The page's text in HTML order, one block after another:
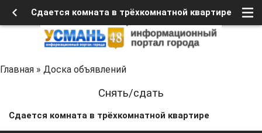
Сдается комната в трёхкомнатной квартире
Главная » Доска объявлений
Снять/сдать
Сдается комната в трёхкомнатной квартире